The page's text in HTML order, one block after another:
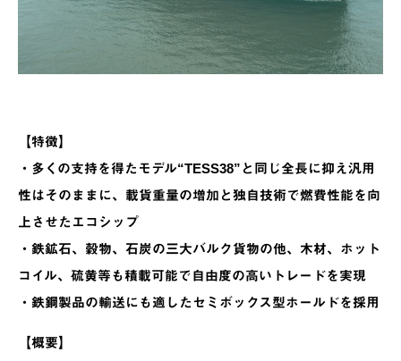
【特徴】
・多くの支持を得たモデル“TESS38”と同じ全長に抑え汎用
性はそのままに、載貨重量の増加と独自技術で燃費性能を向
上させたエコシップ
・鉄鉱石、穀物、石炭の三大バルク貨物の他、木材、ホット
コイル、硫黄等も積載可能で自由度の高いトレードを実現
・鉄鋼製品の輸送にも適したセミボックス型ホールドを採用
【概要】